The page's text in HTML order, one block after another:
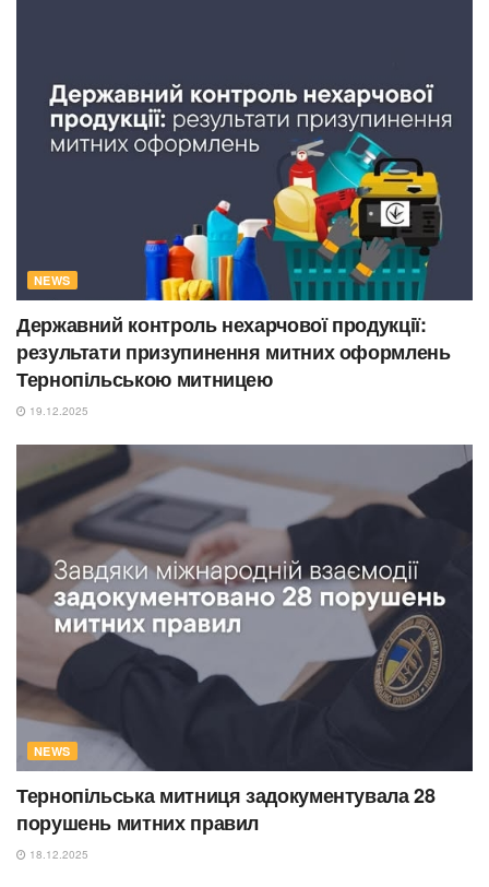
NEWS
Державний контроль нехарчової продукції:
результати призупинення митних оформлень
Тернопільською митницею
19.12.2025
NEWS
Тернопільська митниця задокументувала 28
порушень митних правил
18.12.2025